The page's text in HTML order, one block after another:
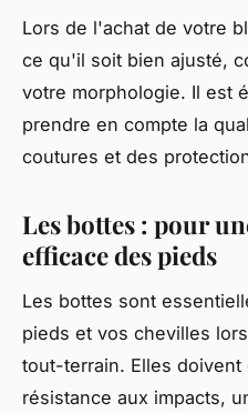
Lors de l'achat de votre
ce qu'il soit bien ajusté,
votre morphologie. Il est
prendre en compte la
coutures et des
Les bottes : pour
efficace des pieds
Les bottes sont
pieds et vos chevilles
tout-terrain. Elles
résistance aux impacts,